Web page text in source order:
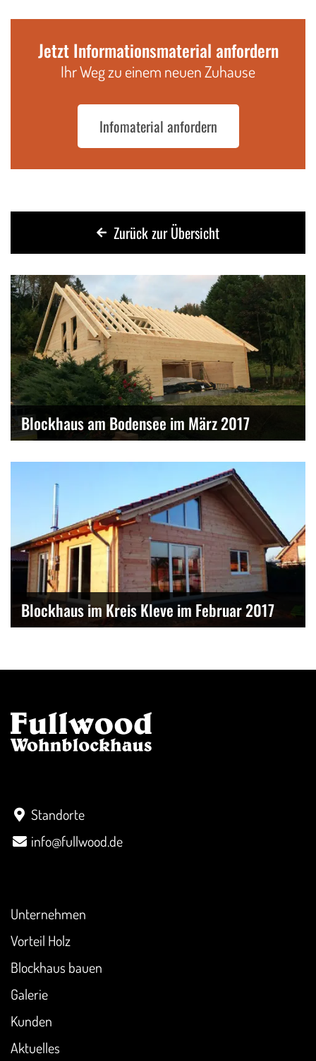
Jetzt Informationsmaterial anfordern
Ihr Weg zu einem neuen Zuhause
Infomaterial anfordern
Zurück zur Übersicht
Blockhaus am Bodensee im März 2017
Blockhaus im Kreis Kleve im Februar 2017
Standorte
info@fullwood.de
Unternehmen
Vorteil Holz
Blockhaus bauen
Galerie
Kunden
Aktuelles